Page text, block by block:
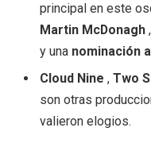
principal en este
Martin McDonagh
y una nominación
Cloud Nine , Two
son otras
valieron elogios.